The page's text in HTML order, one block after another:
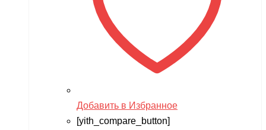
Добавить в Избранное
[yith_compare_button]